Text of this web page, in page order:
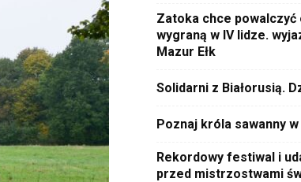
Zatoka chce powalczyć
wygraną w IV lidze.
Mazur Ełk
Solidarni z Białorusią.
Poznaj króla sawanny
Rekordowy festiwal i
przed mistrzostwami